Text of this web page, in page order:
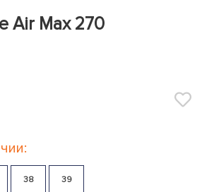
Air Max 270
38 39